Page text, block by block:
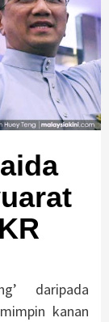
daripada
kanan